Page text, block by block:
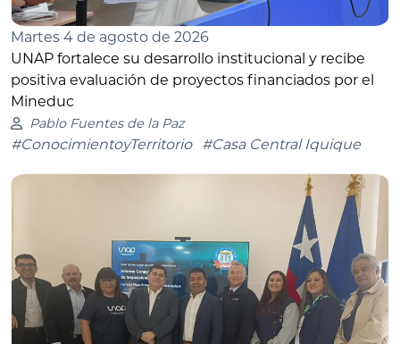
Martes 4 de agosto de 2026
UNAP fortalece su desarrollo institucional y recibe
positiva evaluación de proyectos financiados por el
Mineduc
Pablo Fuentes de la Paz
#ConocimientoyTerritorio #Casa Central Iquique